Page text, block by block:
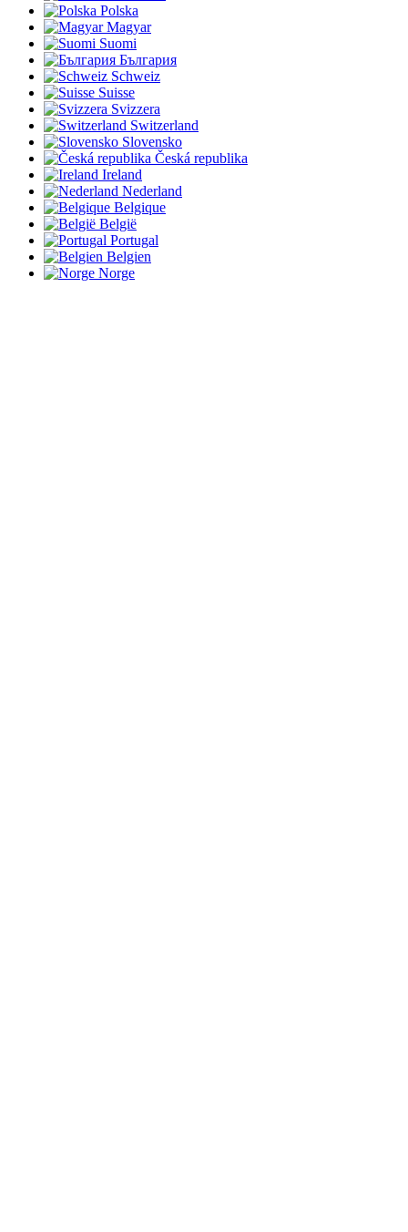
Polska
Magyar
Suomi
България
Schweiz
Suisse
Svizzera
Switzerland
Slovensko
Česká republika
Ireland
Nederland
Belgique
België
Portugal
Belgien
Norge